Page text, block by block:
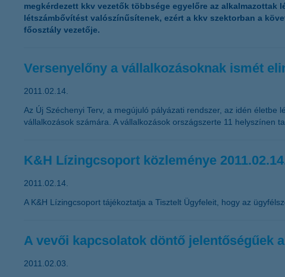
megkérdezett kkv vezetők többsége egyelőre az
létszámbővítést valószínűsítenek, ezért a kkv szektorban a
főosztály vezetője.
Versenyelőny a vállalkozásoknak ismét
2011.02.14.
Az Új Széchenyi Terv, a megújuló pályázati rendszer, az idén
vállalkozások számára. A vállalkozások országszerte 11 helyszínen
K&H Lízingcsoport közleménye
2011.02.14.
A K&H Lízingcsoport tájékoztatja a Tisztelt Ügyfeleit, hogy az
A vevői kapcsolatok döntő jelentőségűek
2011.02.03.